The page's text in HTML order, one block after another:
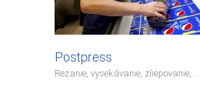
Postpress
Rezanie, vysekávanie, zliepovanie, ...